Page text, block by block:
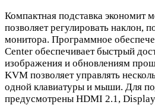
Компактная подставка экономит
позволяет регулировать наклон,
монитора. Программное
Center обеспечивает быстрый
изображения и обновлениям
KVM позволяет управлять
одной клавиатуры и мыши. Для
предусмотрены HDMI 2.1,